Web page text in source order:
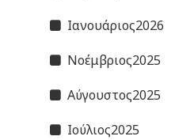
Ιανουάριος2026
Νοέμβριος2025
Αύγουστος2025
Ιούλιος2025